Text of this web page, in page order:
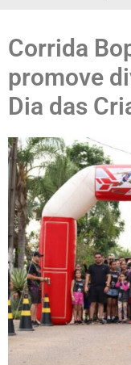
Corrida
promove
Dia das